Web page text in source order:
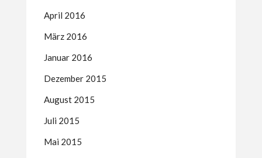
April 2016
März 2016
Januar 2016
Dezember 2015
August 2015
Juli 2015
Mai 2015